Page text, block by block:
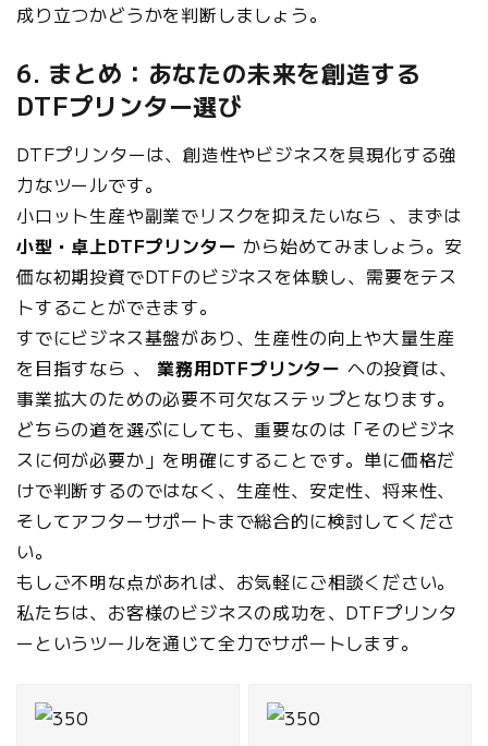
成り立つかどうかを判断しましょう。
6. まとめ：あなたの未来を創造する
DTFプリンター選び
DTFプリンターは、創造性やビジネスを具現化する強
力なツールです。
小ロット生産や副業でリスクを抑えたいなら 、まずは
小型・卓上DTFプリンター から始めてみましょう。安
価な初期投資でDTFのビジネスを体験し、需要をテス
トすることができます。
すでにビジネス基盤があり、生産性の向上や大量生産
を目指すなら 、業務用DTFプリンター への投資は、
事業拡大のための必要不可欠なステップとなります。
どちらの道を選ぶにしても、重要なのは「そのビジネ
スに何が必要か」を明確にすることです。単に価格だ
けで判断するのではなく、生産性、安定性、将来性、
そしてアフターサポートまで総合的に検討してくださ
い。
もしご不明な点があれば、お気軽にご相談ください。
私たちは、お客様のビジネスの成功を、DTFプリンタ
ーというツールを通じて全力でサポートします。